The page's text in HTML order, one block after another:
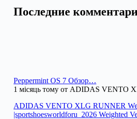
Последние
Peppermint OS 7 Обзор…
1 місяць тому от ADIDAS VENTO
ADIDAS VENTO XLG RUNNER
|sportshoesworldforu_2026 Weighted